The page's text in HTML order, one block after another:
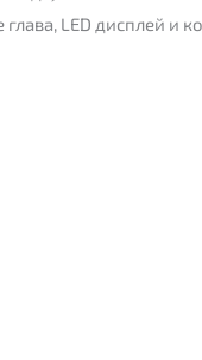
LED дисплей и